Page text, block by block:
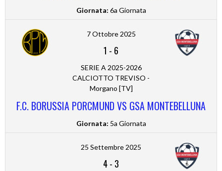
Giornata: 6a Giornata
7 Ottobre 2025
1 - 6
SERIE A 2025-2026
CALCIOTTO TREVISO -
Morgano [TV]
F.C. BORUSSIA PORCMUND VS GSA MONTEBELLUNA
Giornata: 5a Giornata
25 Settembre 2025
4- 3